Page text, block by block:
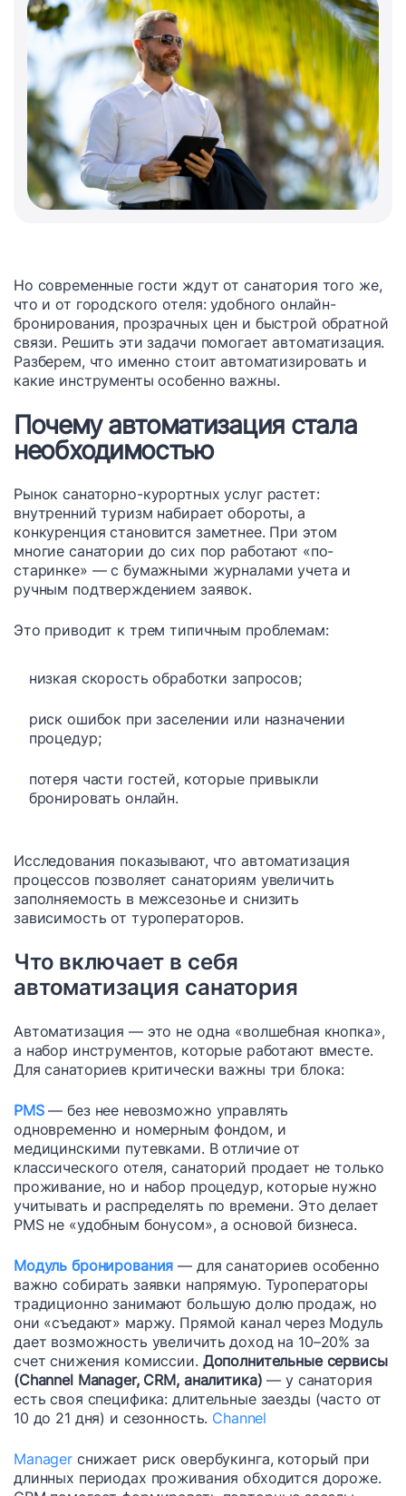
Но современные гости ждут от санатория того же,
что и от городского отеля: удобного онлайн-
бронирования, прозрачных цен и быстрой обратной
связи. Решить эти задачи помогает автоматизация.
Разберем, что именно стоит автоматизировать и
какие инструменты особенно важны.
Почему автоматизация стала
необходимостью
Рынок санаторно-курортных услуг растет:
внутренний туризм набирает обороты, а
конкуренция становится заметнее. При этом
многие санатории до сих пор работают «по-
старинке» — с бумажными журналами учета и
ручным подтверждением заявок.
Это приводит к трем типичным проблемам:
низкая скорость обработки запросов;
риск ошибок при заселении или назначении
процедур;
потеря части гостей, которые привыкли
бронировать онлайн.
Исследования показывают, что автоматизация
процессов позволяет санаториям увеличить
заполняемость в межсезонье и снизить
зависимость от туроператоров.
Что включает в себя
автоматизация санатория
Автоматизация — это не одна «волшебная кнопка»,
а набор инструментов, которые работают вместе.
Для санаториев критически важны три блока:
PMS— без нее невозможно управлять
одновременно и номерным фондом, и
медицинскими путевками. В отличие от
классического отеля, санаторий продает не только
проживание, но и набор процедур, которые нужно
учитывать и распределять по времени. Это делает
PMS не «удобным бонусом», а основой бизнеса.
Модуль бронирования — для санаториев особенно
важно собирать заявки напрямую. Туроператоры
традиционно занимают большую долю продаж, но
они «съедают» маржу. Прямой канал через Модуль
дает возможность увеличить доход на 10–20% за
счет снижения комиссии. Дополнительные сервисы
(Channel Manager, CRM, аналитика) — у санатория
есть своя специфика: длительные заезды (часто от
10 до 21 дня) и сезонность. Channel
Manager снижает риск овербукинга, который при
длинных периодах проживания обходится дороже.